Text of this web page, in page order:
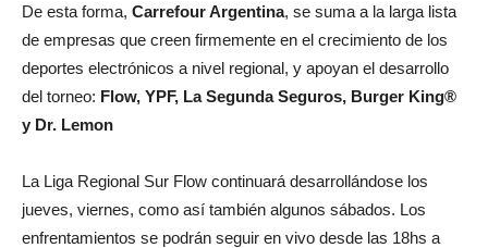
De esta forma, Carrefour Argentina, se suma a la larga lista
de empresas que creen firmemente en el crecimiento de los
deportes electrónicos a nivel regional, y apoyan el desarrollo
del torneo: Flow, YPF, La Segunda Seguros, Burger King®
y Dr. Lemon
La Liga Regional Sur Flow continuará desarrollándose los
jueves, viernes, como así también algunos sábados. Los
enfrentamientos se podrán seguir en vivo desde las 18hs a